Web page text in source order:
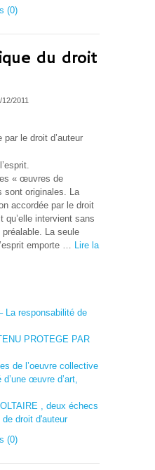
(0)
du droit
2011
par le droit d’auteur
« œuvres de
sont originales. La
accordée par le droit
qu’elle intervient sans
préalable. La seule
emporte … Lire la
La responsabilité de
PROTEGE PAR
de l’oeuvre collective
d’une œuvre d’art,
, deux échecs
droit d'auteur
(0)